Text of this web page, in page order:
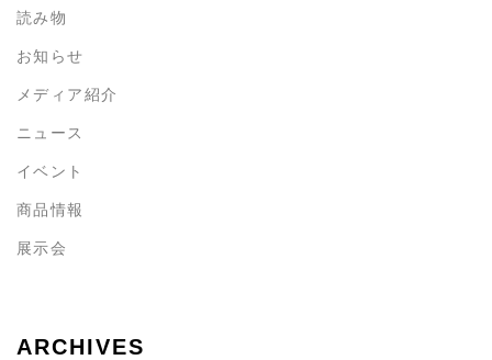
読み物
お知らせ
メディア紹介
ニュース
イベント
商品情報
展示会
ARCHIVES